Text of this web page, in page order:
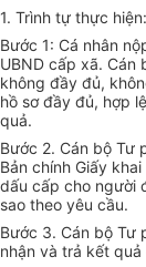
1. Trình tự thực hiện:
Bước 1: Cá nhân
UBND cấp xã. Cán
không đầy đủ,
hồ sơ đầy đủ, hợp
quả.
Bước 2. Cán bộ Tư
Bản chính Giấy
dấu cấp cho người
sao theo yêu cầu.
Bước 3. Cán bộ Tư
nhận và trả kết